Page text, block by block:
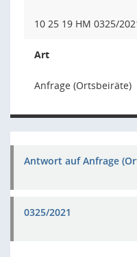
10 25 19 HM 0325/
Art
Anfrage (Ortsbeiräte)
Antwort auf Anfrage
0325/2021